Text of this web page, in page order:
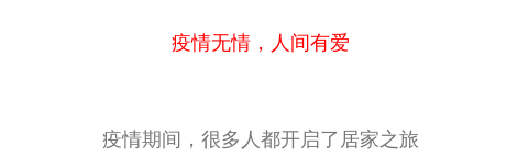
疫情无情，人间有爱
疫情期间，很多人都开启了居家之旅